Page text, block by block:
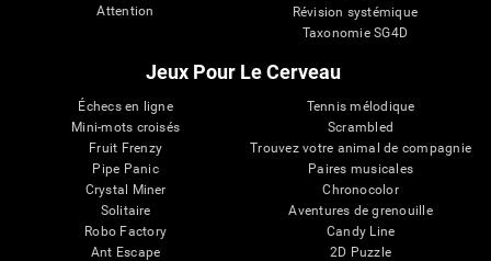
Attention
Révision systémique
Taxonomie SG4D
Jeux Pour Le Cerveau
Échecs en ligne
Mini-mots croisés
Fruit Frenzy
Pipe Panic
Crystal Miner
Solitaire
Robo Factory
Ant Escape
Tennis mélodique
Scrambled
Trouvez votre animal de compagnie
Paires musicales
Chronocolor
Aventures de grenouille
Candy Line
2D Puzzle